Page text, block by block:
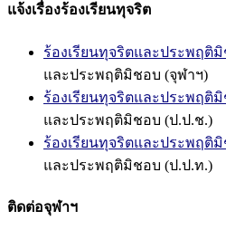
แจ้งเรื่องร้องเรียนทุจริต
ร้องเรียนทุจริตและประพฤติ
และประพฤติมิชอบ (จุฬาฯ)
ร้องเรียนทุจริตและประพฤติ
และประพฤติมิชอบ (ป.ป.ช.)
ร้องเรียนทุจริตและประพฤติ
และประพฤติมิชอบ (ป.ป.ท.)
ติดต่อจุฬาฯ